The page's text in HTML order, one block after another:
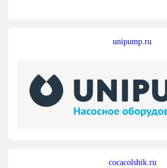
unipump.ru
cocacolshik.ru